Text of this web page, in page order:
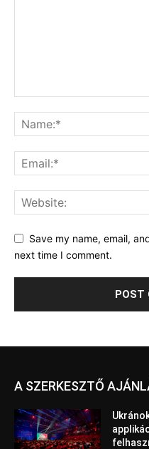
Save my name, email,
next time I comment.
A SZERKESZTŐ